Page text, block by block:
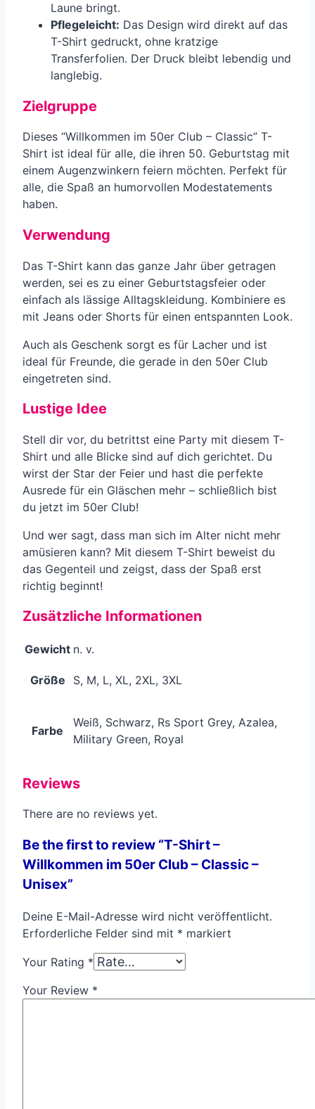
Laune bringt.
Pflegeleicht: Das Design wird direkt auf das
T-Shirt gedruckt, ohne kratzige
Transferfolien. Der Druck bleibt lebendig und
langlebig.
Zielgruppe
Dieses “Willkommen im 50er Club – Classic” T-
Shirt ist ideal für alle, die ihren 50. Geburtstag mit
einem Augenzwinkern feiern möchten. Perfekt für
alle, die Spaß an humorvollen Modestatements
haben.
Verwendung
Das T-Shirt kann das ganze Jahr über getragen
werden, sei es zu einer Geburtstagsfeier oder
einfach als lässige Alltagskleidung. Kombiniere es
mit Jeans oder Shorts für einen entspannten Look.
Auch als Geschenk sorgt es für Lacher und ist
ideal für Freunde, die gerade in den 50er Club
eingetreten sind.
Lustige Idee
Stell dir vor, du betrittst eine Party mit diesem T-
Shirt und alle Blicke sind auf dich gerichtet. Du
wirst der Star der Feier und hast die perfekte
Ausrede für ein Gläschen mehr – schließlich bist
du jetzt im 50er Club!
Und wer sagt, dass man sich im Alter nicht mehr
amüsieren kann? Mit diesem T-Shirt beweist du
das Gegenteil und zeigst, dass der Spaß erst
richtig beginnt!
Zusätzliche Informationen
Gewicht n. v.
Größe S, M, L, XL, 2XL, 3XL
Farbe
Weiß, Schwarz, Rs Sport Grey, Azalea,
Military Green, Royal
Reviews
There are no reviews yet.
Be the first to review “T-Shirt –
Willkommen im 50er Club – Classic –
Unisex”
Deine E-Mail-Adresse wird nicht veröffentlicht.
Erforderliche Felder sind mit * markiert
Your Rating *
Your Review *